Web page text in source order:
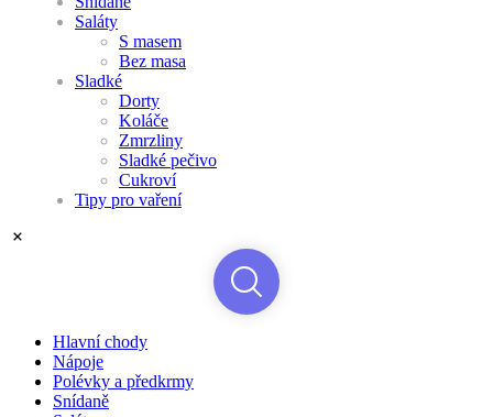
Saláty
S masem
Bez masa
Sladké
Dorty
Koláče
Zmrzliny
Sladké pečivo
Cukroví
Tipy pro vaření
Hlavní chody
Nápoje
Polévky a předkrmy
Snídaně